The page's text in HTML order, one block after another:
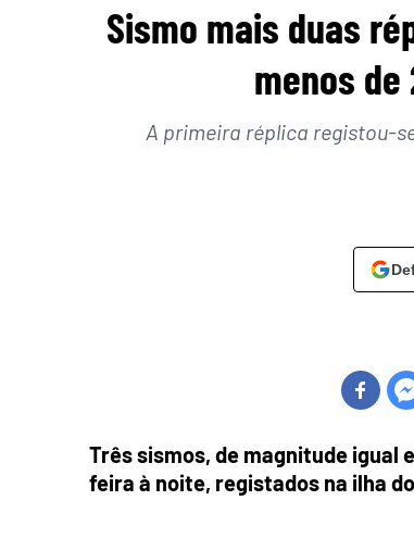
Sismo mais duas
menos
A primeira réplica registou-
Três sismos, de magnitude igual
feira à noite, registados na ilha